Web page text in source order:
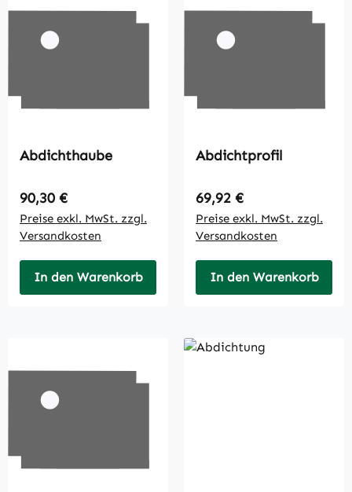
Abdichthaube
Regulärer Preis:
90,30 €
Preise exkl. MwSt. zzgl.
Versandkosten
In den Warenkorb
Abdichtprofil
Regulärer Preis:
69,92 €
Preise exkl. MwSt. zzgl.
Versandkosten
In den Warenkorb